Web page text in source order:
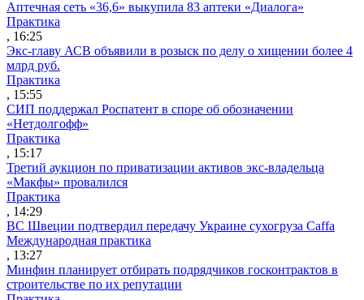
Аптечная сеть «36,6» выкупила 83 аптеки «Диалога»
Практика
, 16:25
Экс-главу АСВ объявили в розыск по делу о хищении более 4
млрд руб.
Практика
, 15:55
СИП поддержал Роспатент в споре об обозначении
«Нетдолгофф»
Практика
, 15:17
Третий аукцион по приватизации активов экс-владельца
«Макфы» провалился
Практика
, 14:29
ВС Швеции подтвердил передачу Украине сухогруза Caffa
Международная практика
, 13:27
Минфин планирует отбирать подрядчиков госконтрактов в
строительстве по их репутации